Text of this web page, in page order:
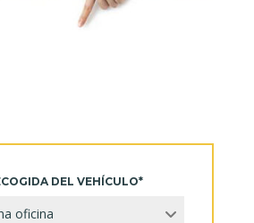
DEL VEHÍCULO*
oficina